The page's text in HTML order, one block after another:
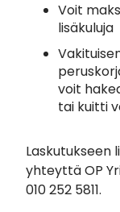
Voit
lisäkuluja
voit
tai kuitti
Laskutukseen
yhteyttä OP
010 252 5811.